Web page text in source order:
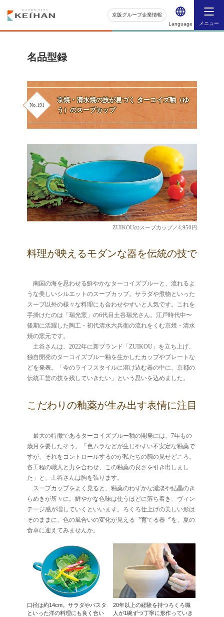
Language メニュー
京阪グループ企業情報
名品型録
No.191
京焼・清水焼の技が息づく ターコイズ釉（ゆ
う）のスープカップ
ZUIKOUのスープカップ／4,950円
料理が映えるモダンな器を伝統の技で
南国の海を思わせる鮮やかなターコイズブルーと、流れるよ
うな美しいシルエットのスープカップ。サラダや煮物といった
スープ以外の様々な料理にも合わせやすいと人気です。これを
手掛けたのは「瑞光窯」の6代目土谷瑞光さん。江戸時代中〜
後期に活躍した陶工・初代清水六兵衛の流れをくむ京焼・清水
焼の窯元です。
土谷さんは、2022年に新ブランド「ZUIKOU」を立ち上げ、
独自開発のターコイズブルー釉を生かしたカップやプレートな
どを発表。「今のライフスタイルに溶け込む器の中に、京都の
伝統工芸の技を残していきたい」という思いを込めました。
こだわりの釉薬が生み出す表情に注目
最大の特徴であるターコイズブルー釉の開発には、7年もの
歳月を要したそう。「色ムラなどが生じやすい不安定な釉薬で
すが、それをコントロールするのが私たちの腕の見せどころ。
各工程の職人と力を合わせ、この釉薬の良さを引き出しまし
た」と、土谷さんは胸を張ります。
スープカップをよく見ると、釉薬のわずかな濃淡や結晶のき
らめきが所々に。鮮やかな色味は使うほどに落ち着き、ヴィン
テージ感が増していくといいます。ろくろ仕上げの美しい形は
そのままに、色の風合いの変化が見える〝育てる器〞を、夏の
食卓に迎えてみませんか。
口径は約14cm。サラダやパスタ
といった洋の料理にも良く合い
20年以上の経験を持つろくろ職
人が1碗ずつ丁寧に形作っていき